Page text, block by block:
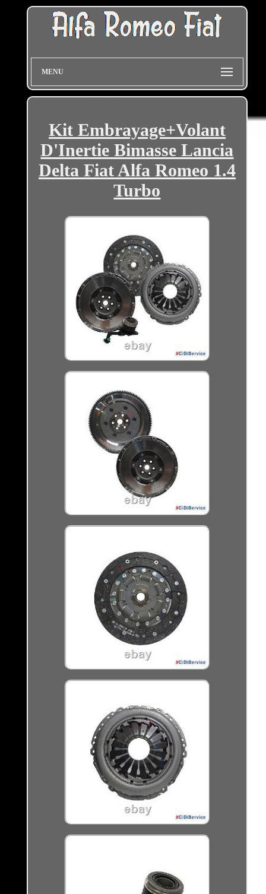
MENU
Kit Embrayage+Volant
D'Inertie Bimasse Lancia
Delta Fiat Alfa Romeo 1.4
Turbo